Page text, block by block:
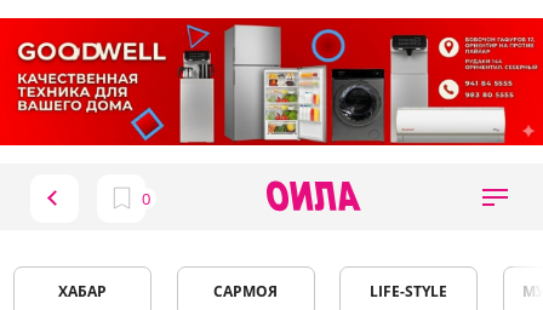
ХАБАР САРМОЯ LIFE-STYLE